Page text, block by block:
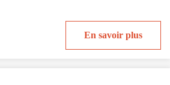
En savoir plus